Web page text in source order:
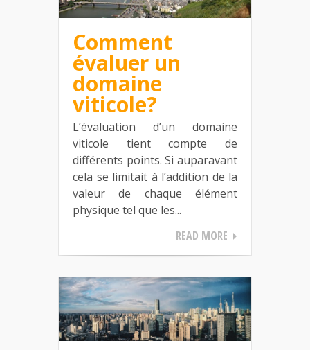
Comment
évaluer un
domaine
viticole?
L’évaluation d’un domaine
viticole tient compte de
différents points. Si auparavant
cela se limitait à l’addition de la
valeur de chaque élément
physique tel que les...
READ MORE